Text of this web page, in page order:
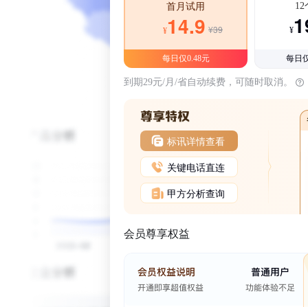
首月试用
¥14.9 ¥39
每日仅0.48元
12
¥
每日
到期29元/月/省自动续费，可随时取消。
标讯详情查看
关键电话直连
甲方分析查询
会员尊享权益